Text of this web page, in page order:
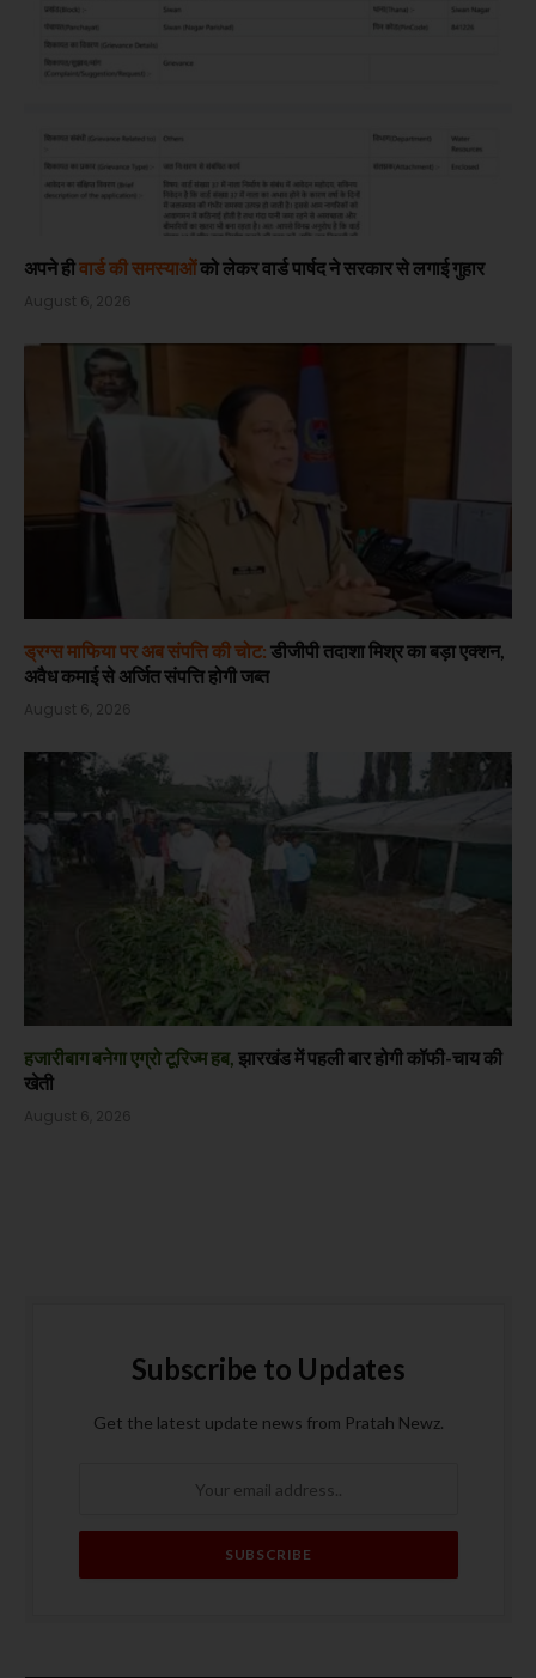
अपने हीवार्ड की समस्याओंको लेकर वार्ड पार्षद ने सरकार से लगाई गुहार
August 6, 2026
ड्रग्स माफिया पर अब संपत्ति की चोट: डीजीपी तदाशा मिश्र का बड़ा एक्शन,
अवैध कमाई से अर्जित संपत्ति होगी जब्त
August 6, 2026
हजारीबाग बनेगा एग्रो टूरिज्म हब, झारखंड में पहली बार होगी कॉफी-चाय की
खेती
August 6, 2026
Subscribe to Updates
Get the latest update news from Pratah Newz.